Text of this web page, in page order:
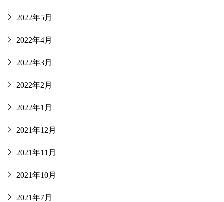
2022年5月
2022年4月
2022年3月
2022年2月
2022年1月
2021年12月
2021年11月
2021年10月
2021年7月